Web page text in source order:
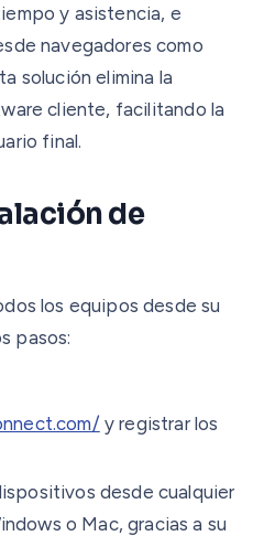
y asistencia, e
navegadores como
solución elimina la
cliente, facilitando la
final.
de
los equipos desde su
pasos:
y registrar los
desde cualquier
o Mac, gracias a su